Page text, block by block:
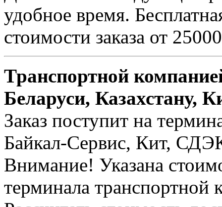
удобное время.
стоимости заказа от
Транспортной
Беларуси, Казахстану,
Заказ поступит на
Байкал-Сервис, Кит,
Внимание! Указана
терминала транспортной